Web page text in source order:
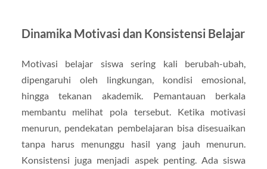
Dinamika Motivasi dan Konsistensi Belajar
Motivasi belajar siswa sering kali berubah-ubah,
dipengaruhi oleh lingkungan, kondisi emosional,
hingga tekanan akademik. Pemantauan berkala
membantu melihat pola tersebut. Ketika motivasi
menurun, pendekatan pembelajaran bisa disesuaikan
tanpa harus menunggu hasil yang jauh menurun.
Konsistensi juga menjadi aspek penting. Ada siswa